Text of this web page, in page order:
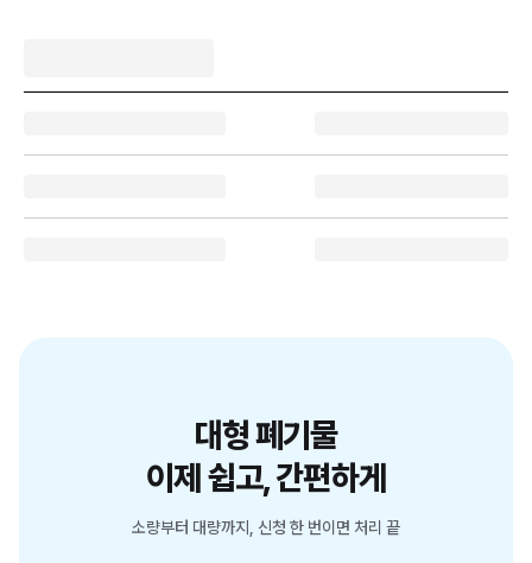
대형 폐기물
이제 쉽고, 간편하게
소량부터 대량까지, 신청 한 번이면 처리 끝